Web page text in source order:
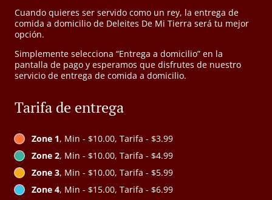
Cuando quieres ser servido como un rey, la entrega de
comida a domicilio de Deleites De Mi Tierra será tu mejor
opción.
Simplemente selecciona “Entrega a domicilio” en la
pantalla de pago y esperamos que disfrutes de nuestro
servicio de entrega de comida a domicilio.
Tarifa de entrega
Zone 1, Min - $10.00, Tarifa - $3.99
Zone 2, Min - $10.00, Tarifa - $4.99
Zone 3, Min - $10.00, Tarifa - $5.99
Zone 4, Min - $15.00, Tarifa - $6.99